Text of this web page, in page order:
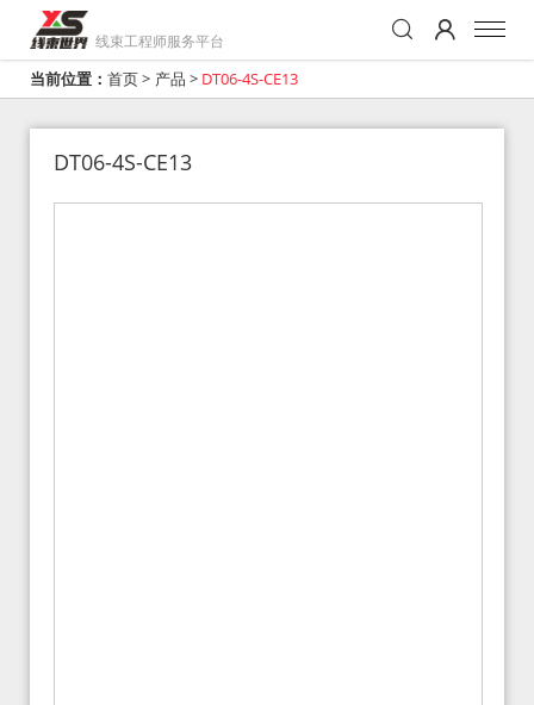
线束工程师服务平台
当前位置： 首页> 产品 > DT06-4S-CE13
DT06-4S-CE13